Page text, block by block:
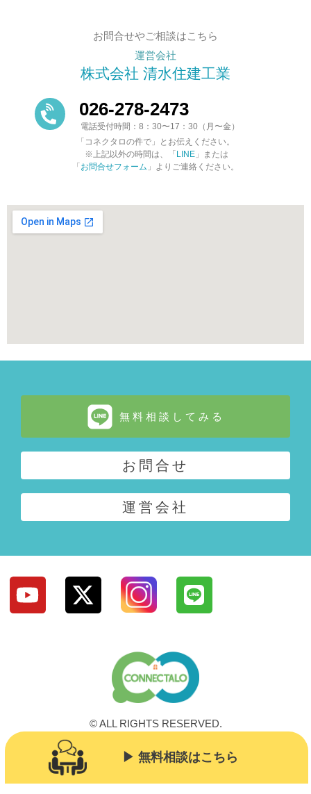
お問合せやご相談はこちら
運営会社
株式会社 清水住建工業
026-278-2473
電話受付時間：8：30〜17：30（月〜金）
「コネクタロの件で」とお伝えください。
※上記以外の時間は、「 LINE 」または
「 お問合せフォーム 」よりご連絡ください。
無料相談してみる
お問合せ
運営会社
© ALL RIGHTS RESERVED.
▶︎ 無料相談はこちら